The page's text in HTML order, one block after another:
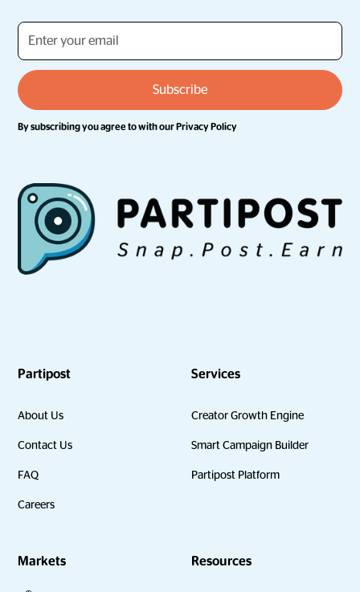
By subscribing you agree to with ourPrivacy Policy
Partipost
About Us
Contact Us
FAQ
Careers
Services
Creator Growth Engine
Smart Campaign Builder
Partipost Platform
Markets Resources